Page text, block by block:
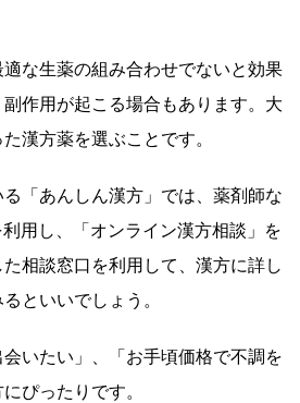
な生薬の組み合わせでないと効果
作用が起こる場合もあります。大
漢方薬を選ぶことです。
「あんしん漢方」では、薬剤師な
用し、「オンライン漢方相談」を
相談窓口を利用して、漢方に詳し
といいでしょう。
会いたい」、「お手頃価格で不調を
ぴったりです。